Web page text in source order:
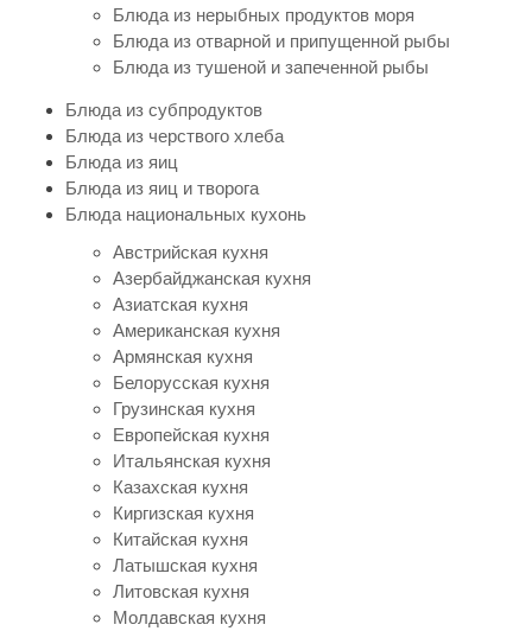
Блюда из нерыбных продуктов моря
Блюда из отварной и припущенной рыбы
Блюда из тушеной и запеченной рыбы
Блюда из субпродуктов
Блюда из черствого хлеба
Блюда из яиц
Блюда из яиц и творога
Блюда национальных кухонь
Австрийская кухня
Азербайджанская кухня
Азиатская кухня
Американская кухня
Армянская кухня
Белорусская кухня
Грузинская кухня
Европейская кухня
Итальянская кухня
Казахская кухня
Киргизская кухня
Китайская кухня
Латышская кухня
Литовская кухня
Молдавская кухня